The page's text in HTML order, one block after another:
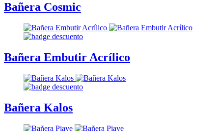
Bañera Cosmic
Bañera Embutir Acrílico
Bañera Kalos